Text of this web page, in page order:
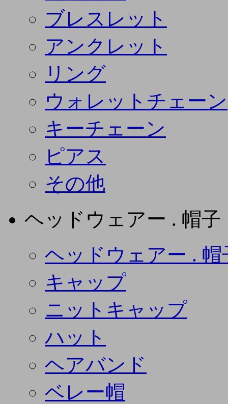
ブレスレット
アンクレット
リング
ウォレットチェーン
キーチェーン
ピアス
その他
ヘッドウェアー . 帽子
ヘッドウェアー . 帽
キャップ
ニットキャップ
ハット
ヘアバンド
ベレー帽